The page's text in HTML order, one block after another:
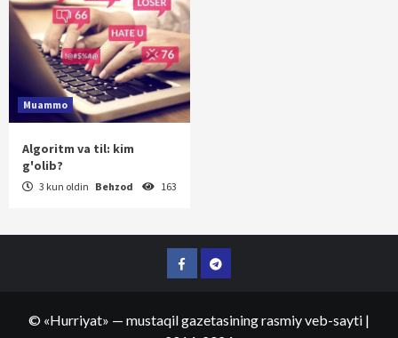
Muammo
Algoritm va til: kim
g'olib?
3 kun oldin Behzod 163
FacebookTelegram
© «Hurriyat» — mustaqil gazetasining rasmiy veb-sayti |